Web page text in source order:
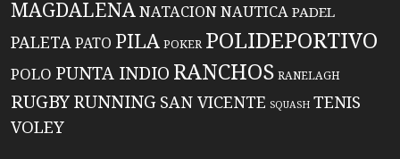
MAGDALENANATACIONNAUTICA PADEL
PALETAPATO PILA POKER POLIDEPORTIVO
POLO PUNTA INDIO RANCHOS RANELAGH
RUGBYRUNNING SAN VICENTE SQUASH TENIS
VOLEY